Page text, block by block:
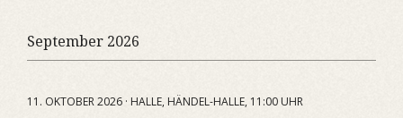
September 2026
11. OKTOBER 2026 · HALLE, HÄNDEL-HALLE, 11:00 UHR